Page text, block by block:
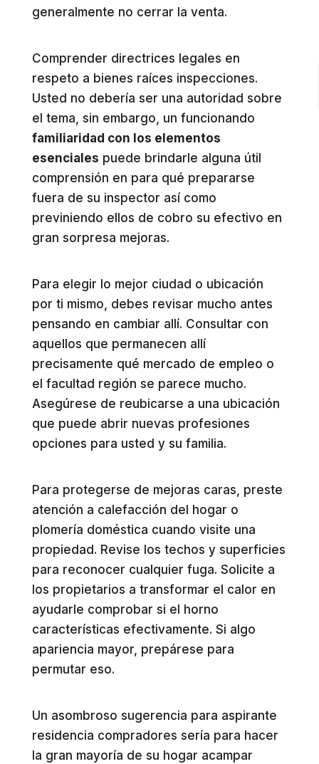
generalmente no cerrar la venta.
Comprender directrices legales en
respeto a bienes raíces inspecciones.
Usted no debería ser una autoridad sobre
el tema, sin embargo, un funcionando
familiaridad con los elementos
esenciales puede brindarle alguna útil
comprensión en para qué prepararse
fuera de su inspector así como
previniendo ellos de cobro su efectivo en
gran sorpresa mejoras.
Para elegir lo mejor ciudad o ubicación
por ti mismo, debes revisar mucho antes
pensando en cambiar allí. Consultar con
aquellos que permanecen allí
precisamente qué mercado de empleo o
el facultad región se parece mucho.
Asegúrese de reubicarse a una ubicación
que puede abrir nuevas profesiones
opciones para usted y su familia.
Para protegerse de mejoras caras, preste
atención a calefacción del hogar o
plomería doméstica cuando visite una
propiedad. Revise los techos y superficies
para reconocer cualquier fuga. Solicite a
los propietarios a transformar el calor en
ayudarle comprobar si el horno
características efectivamente. Si algo
apariencia mayor, prepárese para
permutar eso.
Un asombroso sugerencia para aspirante
residencia compradores sería para hacer
la gran mayoría de su hogar acampar